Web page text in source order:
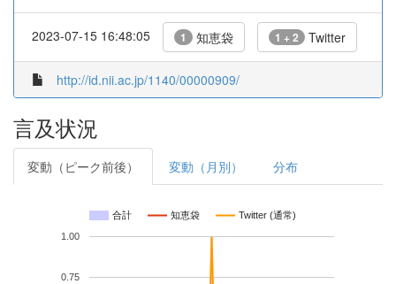
2023-07-15 16:48:05 1 知恵袋 1 + 2 Twitter
http://id.nii.ac.jp/1140/00000909/
言及状況
変動（ピーク前後） 変動（月別） 分布
合計 知恵袋 Twitter (通常)
0.75
1.00